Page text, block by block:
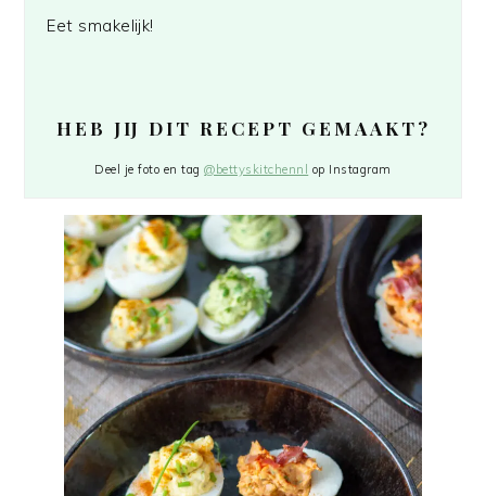
Eet smakelijk!
HEB JIJ DIT RECEPT GEMAAKT?
Deel je foto en tag@bettyskitchennl op Instagram